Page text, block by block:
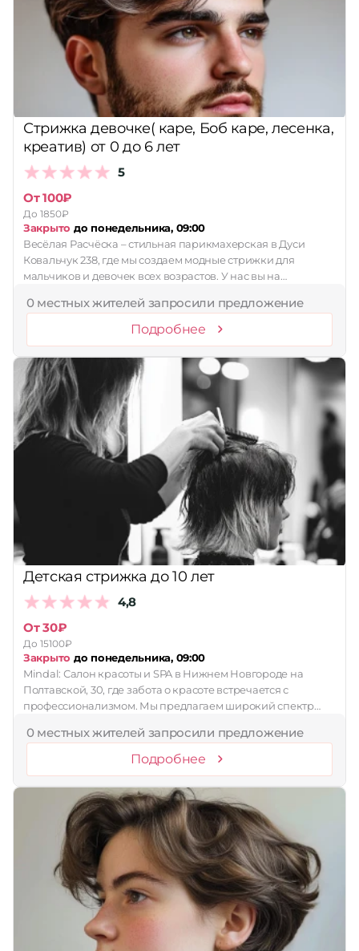
Стрижка девочке( каре, Боб каре, лесенка,
креатив) от 0 до 6 лет
5
От 100₽
До 1850₽
Закрыто до понедельника, 09:00
Весëлая Расчëска – стильная парикмахерская в Дуси
Ковальчук 238, где мы создаем модные стрижки для
мальчиков и девочек всех возрастов. У нас вы на…
0 местных жителей запросили предложение
Подробнее
Детская стрижка до 10 лет
4,8
От 30₽
До 15100₽
Закрыто до понедельника, 09:00
Mindal: Салон красоты и SPA в Нижнем Новгороде на
Полтавской, 30, где забота о красоте встречается с
профессионализмом. Мы предлагаем широкий спектр…
0 местных жителей запросили предложение
Подробнее